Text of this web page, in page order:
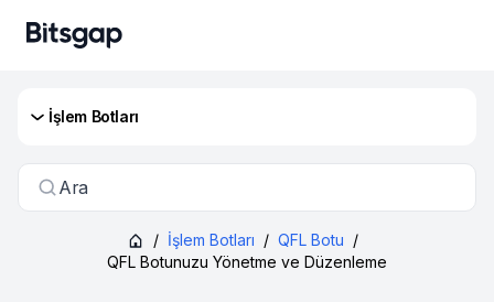
İşlem Botları
Ara
/ İşlem Botları / QFL Botu /
QFL Botunuzu Yönetme ve Düzenleme